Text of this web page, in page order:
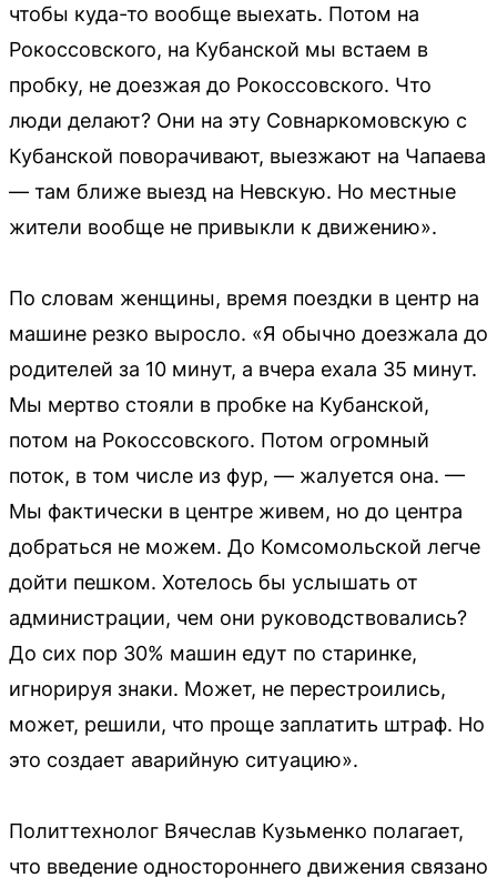
чтобы куда-то вообще выехать. Потом на
Рокоссовского, на Кубанской мы встаем в
пробку, не доезжая до Рокоссовского. Что
люди делают? Они на эту Совнаркомовскую с
Кубанской поворачивают, выезжают на Чапаева
— там ближе выезд на Невскую. Но местные
жители вообще не привыкли к движению».
По словам женщины, время поездки в центр на
машине резко выросло. «Я обычно доезжала до
родителей за 10 минут, а вчера ехала 35 минут.
Мы мертво стояли в пробке на Кубанской,
потом на Рокоссовского. Потом огромный
поток, в том числе из фур, — жалуется она. —
Мы фактически в центре живем, но до центра
добраться не можем. До Комсомольской легче
дойти пешком. Хотелось бы услышать от
администрации, чем они руководствовались?
До сих пор 30% машин едут по старинке,
игнорируя знаки. Может, не перестроились,
может, решили, что проще заплатить штраф. Но
это создает аварийную ситуацию».
Политтехнолог Вячеслав Кузьменко полагает,
что введение одностороннего движения связано